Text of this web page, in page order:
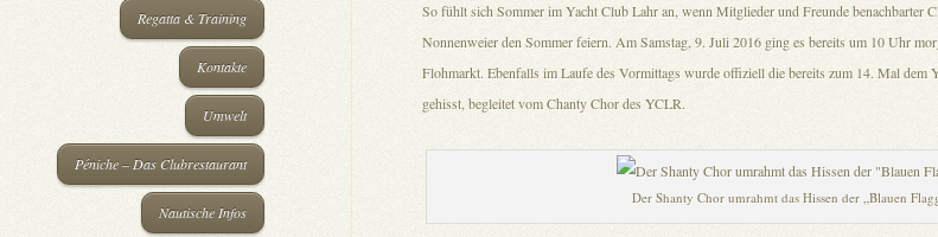
Regatta & Training
Kontakte
Umwelt
Péniche – Das Clubrestaurant
Nautische Infos
So fühlt sich Sommer im Yacht Club Lahr an, wenn Mitglieder und Freunde benachbarter
Nonnenweier den Sommer feiern. Am Samstag, 9. Juli 2016 ging es bereits um 10 Uhr
Flohmarkt. Ebenfalls im Laufe des Vormittags wurde offiziell die bereits zum 14. Mal dem
gehisst, begleitet vom Chanty Chor des YCLR.
Der Shanty Chor umrahmt das Hissen der „Blauen